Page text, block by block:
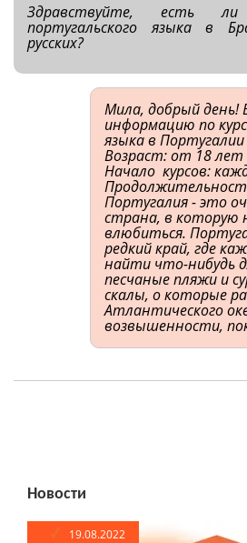
Здравствуйте, есть ли
португальского языка в
русских?
Мила, добрый
информацию по
языка в
Возраст: от 18 лет
Начало курсов:
Португалия - это
страна, в которую
влюбиться.
редкий край, где
найти что-нибудь
песчаные пляжи и
скалы, о которые
Атлантического
возвышенности,
Новости
19.08.2022